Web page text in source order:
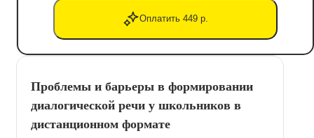
Оплатить 449 р.
Проблемы и барьеры в формировании
диалогической речи у школьников в
дистанционном формате